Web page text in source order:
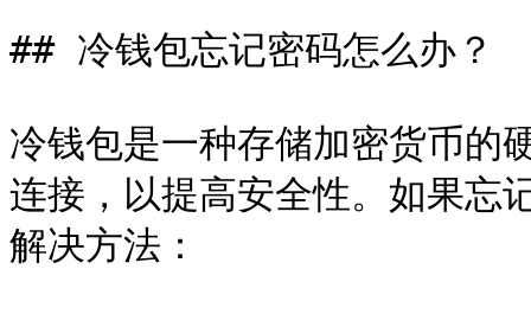
## 冷钱包忘记密码怎么办？
冷钱包是一种存储加密货币的
连接，以提高安全性。如果忘
解决方法：